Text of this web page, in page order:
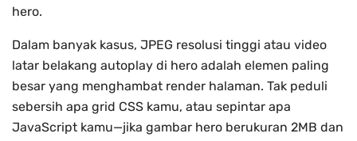
hero.
Dalam banyak kasus, JPEG resolusi tinggi atau video
latar belakang autoplay di hero adalah elemen paling
besar yang menghambat render halaman. Tak peduli
sebersih apa grid CSS kamu, atau sepintar apa
JavaScript kamu—jika gambar hero berukuran 2MB dan